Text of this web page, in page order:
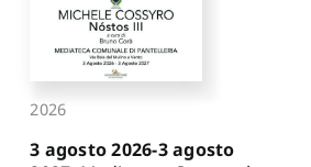
2026
3 agosto 2026-3 agosto